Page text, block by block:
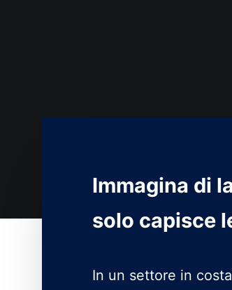
Immagina di
solo capisce
In un settore in